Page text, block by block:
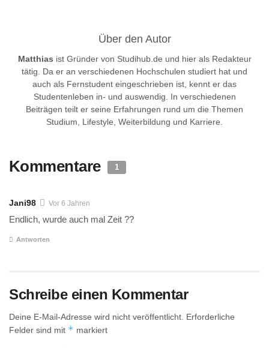
Über den Autor
Matthias ist Gründer von Studihub.de und hier als Redakteur
tätig. Da er an verschiedenen Hochschulen studiert hat und
auch als Fernstudent eingeschrieben ist, kennt er das
Studentenleben in- und auswendig. In verschiedenen
Beiträgen teilt er seine Erfahrungen rund um die Themen
Studium, Lifestyle, Weiterbildung und Karriere.
Kommentare 1
Jani98 Vor 6 Jahren
Endlich, wurde auch mal Zeit ??
Antworten
Schreibe einen Kommentar
Deine E-Mail-Adresse wird nicht veröffentlicht. Erforderliche
Felder sind mit * markiert